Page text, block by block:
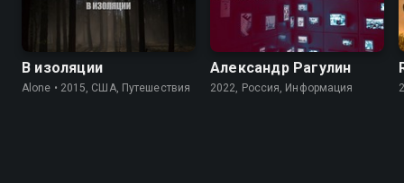
В изоляции
Alone • 2015, США, Путешествия
Александр Рагулин
2022, Россия, Информация